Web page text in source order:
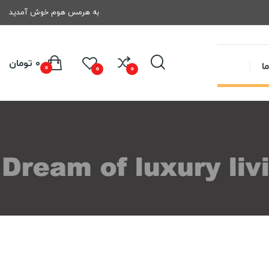
به هرمس هوم خوش آمدید
0
0 0 تومان 0